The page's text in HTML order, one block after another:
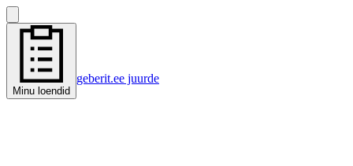
Minu loendid
geberit.ee juurde